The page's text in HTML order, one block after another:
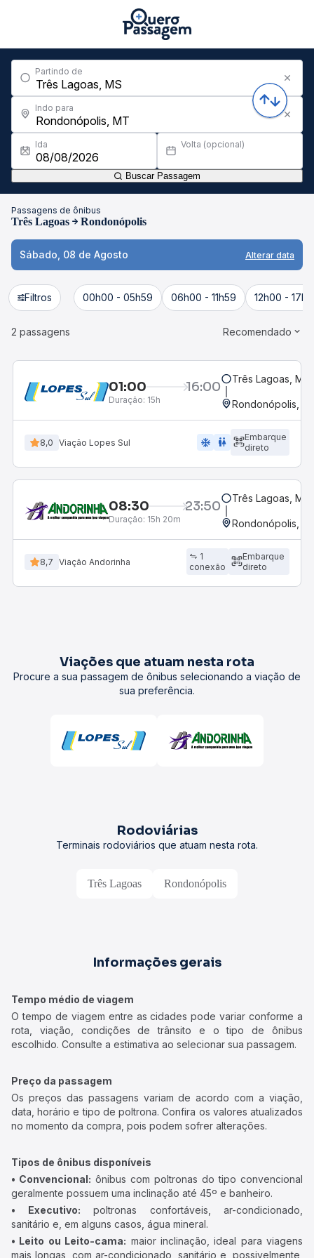
Partindo de
Indo para
Ida Volta (opcional)
Buscar Passagem
Passagens de ônibus
Três Lagoas Rondonópolis
Sábado, 08 de Agosto Alterar data
Filtros 00h00 - 05h59 06h00 - 11h59 12h00 -
2 passagens Recomendado
01:00 16:00
Duração: 15h
Três Lagoas, MS
Rondonópolis,
8,0 Viação Lopes Sul ac_unit wc
Embarque
direto
08:30 23:50
Duração: 15h 20m
Três Lagoas, MS
Rondonópolis,
8,7 Viação Andorinha
1
conexão
Embarque
direto
Viações que atuam nesta rota
Procure a sua passagem de ônibus selecionando a viação de
sua preferência.
Rodoviárias
Terminais rodoviários que atuam nesta rota.
Três Lagoas Rondonópolis
Informações gerais
Tempo médio de viagem
O tempo de viagem entre as cidades pode variar conforme a
rota, viação, condições de trânsito e o tipo de ônibus
escolhido. Consulte a estimativa ao selecionar sua passagem.
Preço da passagem
Os preços das passagens variam de acordo com a viação,
data, horário e tipo de poltrona. Confira os valores atualizados
no momento da compra, pois podem sofrer alterações.
Tipos de ônibus disponíveis
• Convencional: ônibus com poltronas do tipo convencional
geralmente possuem uma inclinação até 45º e banheiro.
• Executivo: poltronas confortáveis, ar-condicionado,
sanitário e, em alguns casos, água mineral.
• Leito ou Leito-cama: maior inclinação, ideal para viagens
mais longas, com ar-condicionado, sanitário e, possivelmente,